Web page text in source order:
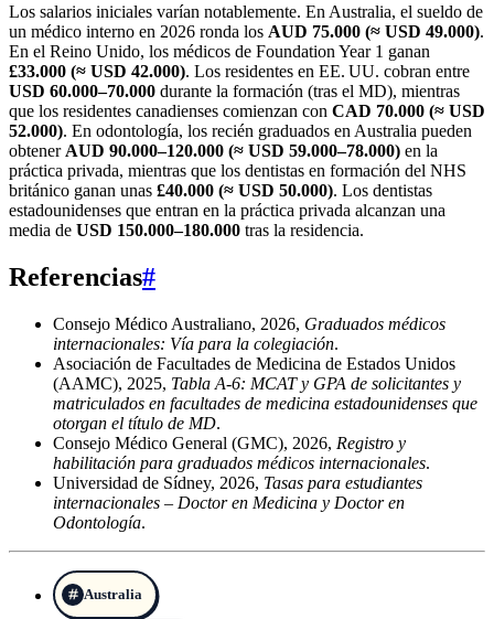
Los salarios iniciales varían notablemente. En Australia, el sueldo de
un médico interno en 2026 ronda los AUD 75.000 (≈ USD 49.000).
En el Reino Unido, los médicos de Foundation Year 1 ganan
£33.000 (≈ USD 42.000). Los residentes en EE. UU. cobran entre
USD 60.000–70.000 durante la formación (tras el MD), mientras
que los residentes canadienses comienzan con CAD 70.000 (≈ USD
52.000). En odontología, los recién graduados en Australia pueden
obtener AUD 90.000–120.000 (≈ USD 59.000–78.000) en la
práctica privada, mientras que los dentistas en formación del NHS
británico ganan unas £40.000 (≈ USD 50.000). Los dentistas
estadounidenses que entran en la práctica privada alcanzan una
media de USD 150.000–180.000 tras la residencia.
Referencias#
Consejo Médico Australiano, 2026, Graduados médicos
internacionales: Vía para la colegiación.
Asociación de Facultades de Medicina de Estados Unidos
(AAMC), 2025, Tabla A-6: MCAT y GPA de solicitantes y
matriculados en facultades de medicina estadounidenses que
otorgan el título de MD.
Consejo Médico General (GMC), 2026, Registro y
habilitación para graduados médicos internacionales.
Universidad de Sídney, 2026, Tasas para estudiantes
internacionales – Doctor en Medicina y Doctor en
Odontología.
Australia